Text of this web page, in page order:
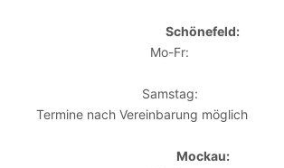
Schönefeld:
Mo-Fr:
Samstag:
Termine nach Vereinbarung möglich
Mockau: